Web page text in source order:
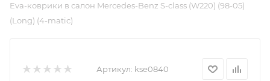
Eva-коврики в салон Mercedes-Benz S-class (W220) (98-05)
(Long) (4-matic)
Артикул: kse0840